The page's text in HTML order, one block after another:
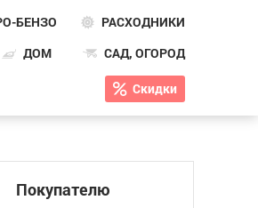
БЕНЗО
РАСХОДНИКИ
ДОМ САД, ОГОРОД
Скидки
Покупателю